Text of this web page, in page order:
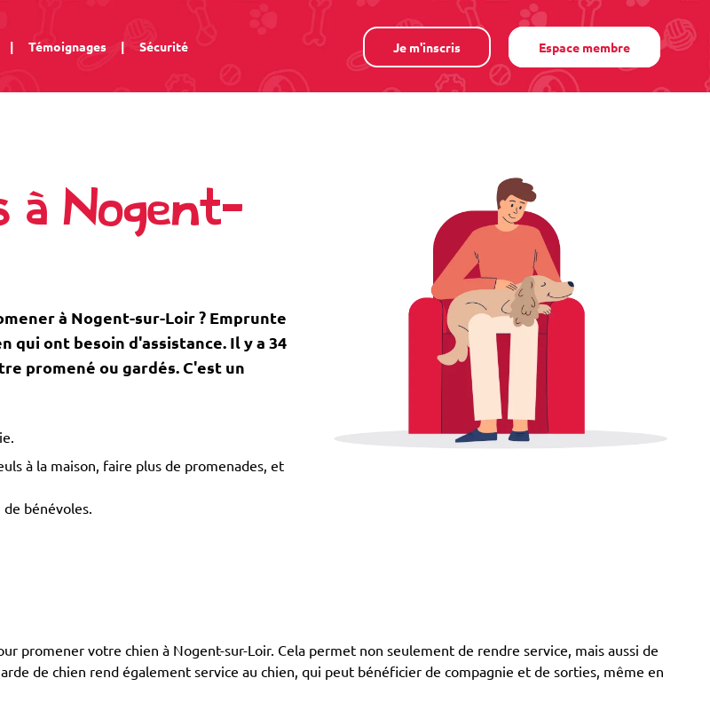
| Témoignages | Sécurité Je m'inscris Espace membre
à Nogent-
à Nogent-sur-Loir ? Emprunte
qui ont besoin d'assistance. Il y a 34
promené ou gardés. C'est un
à la maison, faire plus de promenades, et
bénévoles.
promener votre chien à Nogent-sur-Loir. Cela permet non seulement de rendre service, mais aussi de
de chien rend également service au chien, qui peut bénéficier de compagnie et de sorties, même en